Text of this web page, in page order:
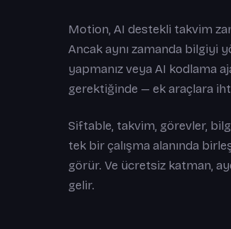
Motion, AI destekli takvim
Ancak aynı zamanda bilgiyi
yapmanız veya AI kodlama
gerektiğinde — ek araçlara
Siftable, takvim, görevler,
tek bir çalışma alanında
görür. Ve ücretsiz katman,
gelir.